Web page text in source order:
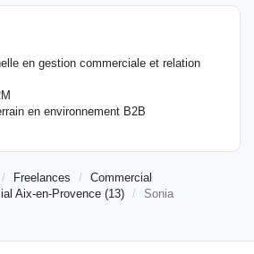
en gestion commerciale et relation
en environnement B2B
Freelances
Commercial
Aix-en-Provence (13)
Sonia